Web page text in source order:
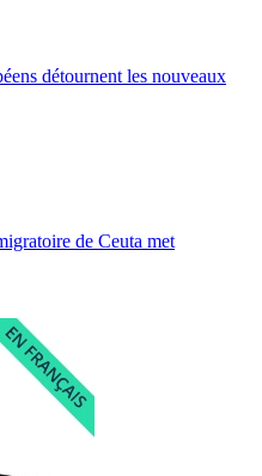
détournent les nouveaux
de Ceuta met